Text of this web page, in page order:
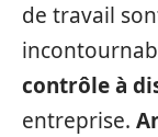
de travail
contrôle à
entreprise.